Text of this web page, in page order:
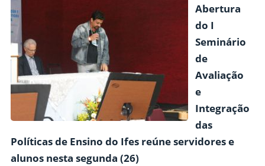
Abertura
do I
Seminário
de
Avaliação
e
Integração
das
Políticas de Ensino do Ifes reúne servidores e
alunos nesta segunda (26)